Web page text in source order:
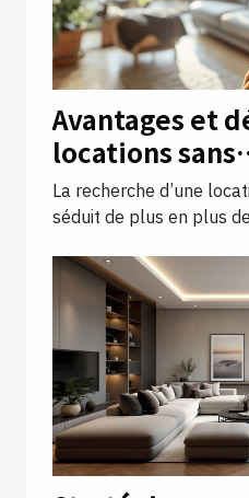
Avantages et
locations sans
intermédiaires
La recherche d’une
séduit de plus en plus